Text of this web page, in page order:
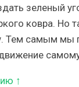
зеленый
ковра. Но
Тем самым мы
↑